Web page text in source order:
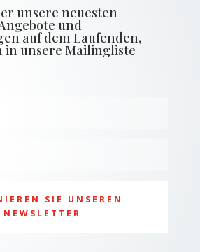
unsere neuesten
und
auf dem Laufenden,
in unsere Mailingliste
SIE UNSEREN
NEWSLETTER